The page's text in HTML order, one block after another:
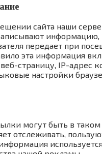
сайта наши
передает при
эта информация
страницу, IP-адрес
настройки
могут быть в таком
отслеживать,